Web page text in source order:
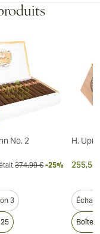
No. 2
374,99 € -25%
3
H.
255,51
Boîte